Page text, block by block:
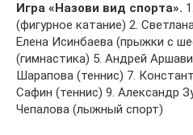
Игра «Назови вид спорта».
(фигурное катание) 2.
Елена Исинбаева (прыжки с
(гимнастика) 5. Андрей
Шарапова (теннис) 7.
Сафин (теннис) 9. Александр
Чепалова (лыжный спорт)